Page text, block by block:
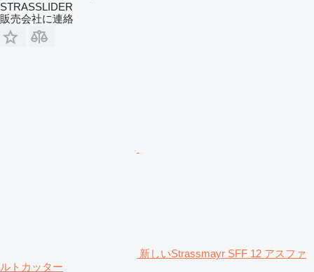
STRASSLIDER
販売会社に連絡
新しいStrassmayr SFF 12 アスファ
ルトカッター